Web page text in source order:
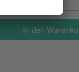
In den